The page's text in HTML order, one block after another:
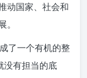
动国家、社会和
了一个有机的整
没有担当的底